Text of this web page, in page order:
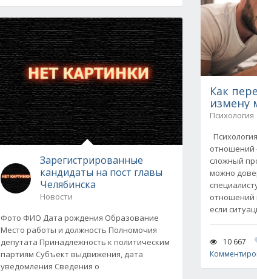
Зарегистрированные
кандидаты на пост главы
Челябинска
Новости
Фото ФИО Дата рождения Образование
Место работы и должность Полномочия
депутата Принадлежность к политическим
партиям Субъект выдвижения, дата
уведомления Сведения о
Как
измену
Психология
отношений
сложный
можно
отношений
если
10 667